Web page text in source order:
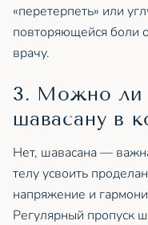
«перетерпеть» или
повторяющейся боли
врачу.
3. Можно ли
шавасану в
Нет, шавасана —
телу усвоить
напряжение и
Регулярный пропуск